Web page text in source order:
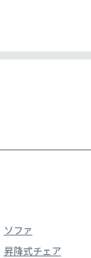
ソファ
昇降式チェア